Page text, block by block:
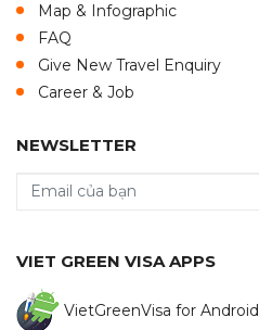
Map & Infographic
FAQ
Give New Travel Enquiry
Career & Job
NEWSLETTER
VIET GREEN VISA APPS
VietGreenVisa for Android